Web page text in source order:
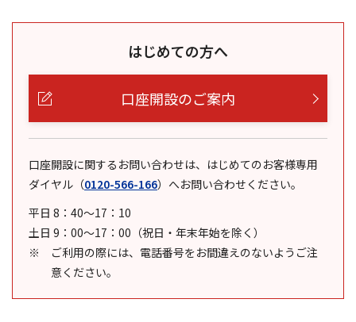
はじめての方へ
口座開設のご案内
口座開設に関するお問い合わせは、はじめてのお客様専用
ダイヤル （0120-566-166） へお問い合わせください。
平日 8：40～17：10
土日 9：00～17：00（祝日・年末年始を除く）
ご利用の際には、電話番号をお間違えのないようご注
意ください。